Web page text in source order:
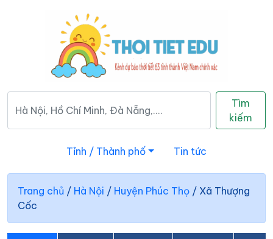
Tìm
kiếm
Tỉnh / Thành phố Tin tức
Trang chủ / Hà Nội / Huyện Phúc Thọ / Xã Thượng
Cốc